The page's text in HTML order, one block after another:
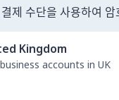
수단을 사용하여 암
Kingdom
accounts in UK